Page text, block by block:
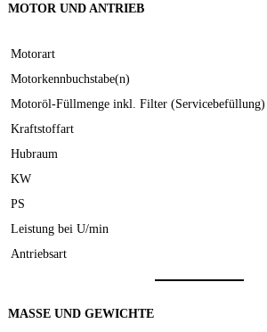
MOTOR UND ANTRIEB
Motorart
Motorkennbuchstabe(n)
Motoröl-Füllmenge inkl. Filter (Servicebefüllung)
Kraftstoffart
Hubraum
KW
PS
Leistung bei U/min
Antriebsart
MASSE UND GEWICHTE